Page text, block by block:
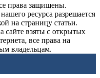
права защищены.
ресурса разрешается
на страницу статьи.
сайте взяты с открытых
все права на
владельцам.